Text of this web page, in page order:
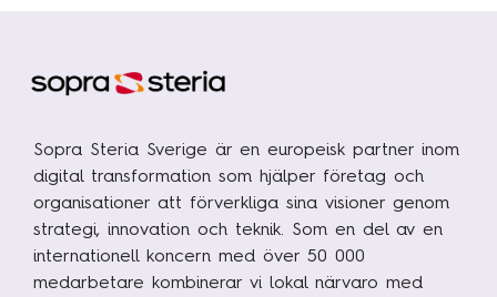
Sopra Steria Sverige är en europeisk partner inom
digital transformation som hjälper företag och
organisationer att förverkliga sina visioner genom
strategi, innovation och teknik. Som en del av en
internationell koncern med över 50 000
medarbetare kombinerar vi lokal närvaro med